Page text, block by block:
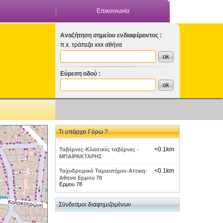
Επικοινωνία
Αναζήτηση σημείου ενδιαφέροντος :
π.x. τράπεζα xxx αθήνα
Εύρεση οδού :
Τι υπάρχει Γύρω ?
Ταβέρνες-Κλασικές ταβέρνες -
ΜΠΑΪΡΑΚΤΑΡΗΣ
<0.1km
Ταχυδρομικό Ταμιευτήριο-Αττικη-
Αθηνα Ερμου 78
<0.1km
Ερμου 78
Γρηγόρης Μικρογεύματα-Αττική-
Αθήνα Ερμού
<0.1km
Ερμού 78
Σύνδεσμοι διαφημιζομένων